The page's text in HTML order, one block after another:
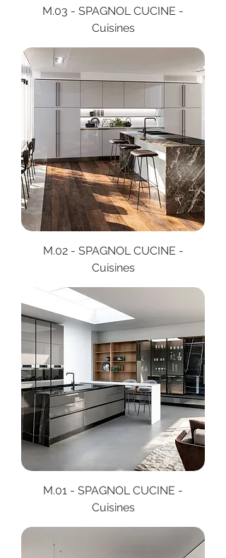
M.03 - SPAGNOL CUCINE -
Cuisines
M.02 - SPAGNOL CUCINE -
Cuisines
M.01 - SPAGNOL CUCINE -
Cuisines